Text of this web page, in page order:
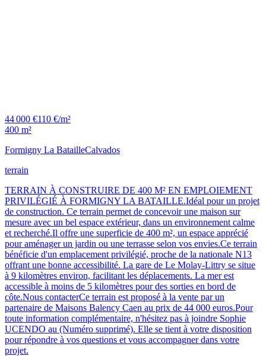
44 000 €110 €/m²
400 m²
Formigny La BatailleCalvados
terrain
TERRAIN À CONSTRUIRE DE 400 M² EN EMPLOIEMENT
PRIVILÉGIÉ À FORMIGNY LA BATAILLE.Idéal pour un projet
de construction. Ce terrain permet de concevoir une maison sur
mesure avec un bel espace extérieur, dans un environnement calme
et recherché.Il offre une superficie de 400 m², un espace apprécié
pour aménager un jardin ou une terrasse selon vos envies.Ce terrain
bénéficie d'un emplacement privilégié, proche de la nationale N13
offrant une bonne accessibilité. La gare de Le Molay-Littry se situe
à 9 kilomètres environ, facilitant les déplacements. La mer est
accessible à moins de 5 kilomètres pour des sorties en bord de
côte.Nous contacterCe terrain est proposé à la vente par un
partenaire de Maisons Balency Caen au prix de 44 000 euros.Pour
toute information complémentaire, n'hésitez pas à joindre Sophie
UCENDO au (Numéro supprimé). Elle se tient à votre disposition
pour répondre à vos questions et vous accompagner dans votre
projet.